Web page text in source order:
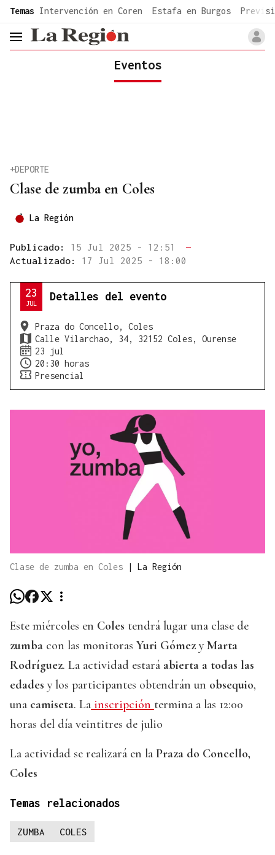
common.go-to-content
Temas Intervención en Coren Estafa en Burgos
header.menu.open
Eventos
Clase de zumba en Coles
+DEPORTE
La Región
Publicado: 15 Jul 2025 - 12:51
—
Actualizado: 17 Jul 2025 - 18:00
23
JUL
Detalles del evento
Praza do Concello, Coles
Calle Vilarchao, 34, 32152 Coles, Ourense
23 jul
20:30 horas
Presencial
Clase de zumba en Coles | La Región
Este miércoles en Coles tendrá lugar una clase de
zumba con las monitoras Yuri Gómez yMarta
Rodríguez. La actividad estará abierta a todas las
edades y los participantes obtendrán un obsequio,
una camiseta. La inscripción termina a las 12:00
horas del día veintitres de julio
La actividad se realizará en la Praza do Concello,
Coles
Temas relacionados
ZUMBA COLES